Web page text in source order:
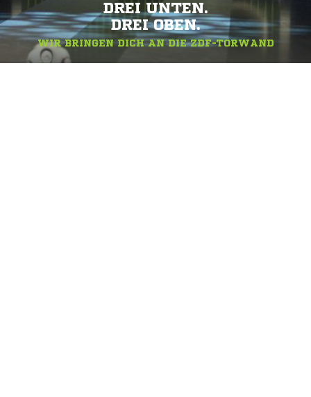
DREI UNTEN.
DREI OBEN.
WIR BRINGEN DICH AN DIE ZDF-TORWAND